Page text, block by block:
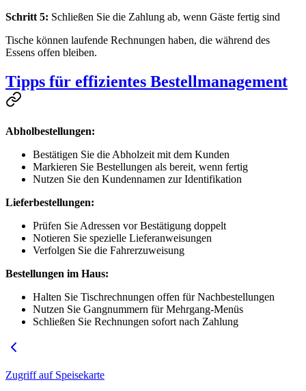
Schritt 5: Schließen Sie die Zahlung ab, wenn Gäste fertig sind
Tische können laufende Rechnungen haben, die während des
Essens offen bleiben.
Tipps für effizientes Bestellmanagement
Abholbestellungen:
Bestätigen Sie die Abholzeit mit dem Kunden
Markieren Sie Bestellungen als bereit, wenn fertig
Nutzen Sie den Kundennamen zur Identifikation
Lieferbestellungen:
Prüfen Sie Adressen vor Bestätigung doppelt
Notieren Sie spezielle Lieferanweisungen
Verfolgen Sie die Fahrerzuweisung
Bestellungen im Haus:
Halten Sie Tischrechnungen offen für Nachbestellungen
Nutzen Sie Gangnummern für Mehrgang-Menüs
Schließen Sie Rechnungen sofort nach Zahlung
Zugriff auf Speisekarte